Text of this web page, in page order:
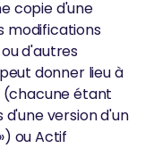
copie d'une
modifications
d'autres
donner lieu à
(chacune étant
d'une version d'un
ou Actif